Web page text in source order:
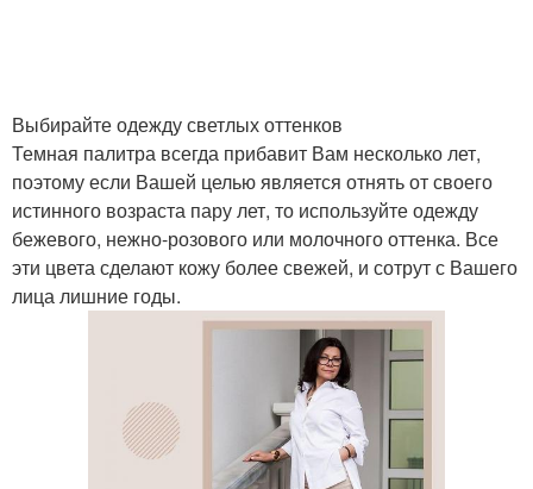
Выбирайте одежду светлых оттенков
Темная палитра всегда прибавит Вам несколько лет,
поэтому если Вашей целью является отнять от своего
истинного возраста пару лет, то используйте одежду
бежевого, нежно-розового или молочного оттенка. Все
эти цвета сделают кожу более свежей, и сотрут с Вашего
лица лишние годы.